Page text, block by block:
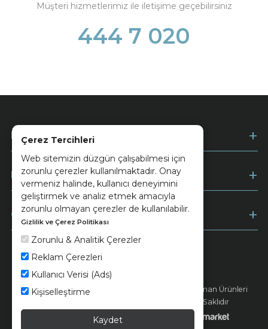
Çerez Tercihleri
Web sitemizin düzgün çalışabilmesi için
zorunlu çerezler kullanılmaktadır. Onay
vermeniz halinde, kullanıcı deneyimini
geliştirmek ve analiz etmek amacıyla
zorunlu olmayan çerezler de kullanılabilir.
Gizlilik ve Çerez Politikası
Zorunlu & Analitik Çerezler
Reklam Çerezleri
Kullanıcı Verisi (Ads)
Kişiselleştirme
Kaydet
Müşteri hizmetlerimiz ile iletişime geçebilirsiniz
444 7 020
Kurumsal
Müşteri Hizmetleri
Ödeme
Keramika Kvkk ve Çerez Politikası
© 2026 Ünsa Madencilik Turizm Enerji Seramik Orman Ürünleri
Elektrik Üretim San. ve Tic. A.Ş. - Tüm Hakları Saklıdır